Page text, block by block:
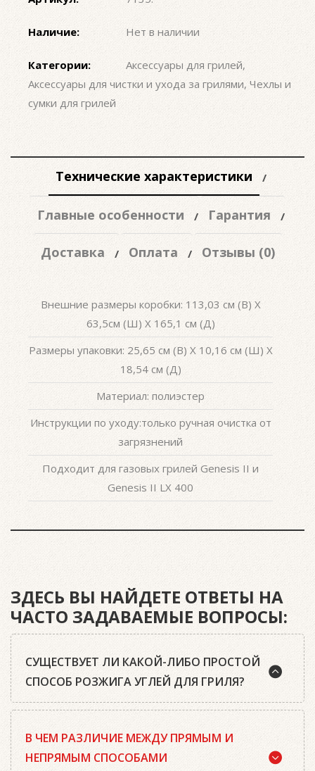
Наличие: Нет в наличии
Категории: Аксессуары для грилей,
Аксессуары для чистки и ухода за грилями,Чехлы и
сумки для грилей
Технические характеристики
Главные особенности Гарантия
Доставка Оплата Отзывы (0)
Внешние размеры коробки: 113,03 см (В) X
63,5см (Ш) X 165,1 см (Д)
Размеры упаковки: 25,65 см (В) X 10,16 см (Ш) X
18,54 см (Д)
Материал: полиэстер
Инструкции по уходу:только ручная очистка от
загрязнений
Подходит для газовых грилей Genesis II и
Genesis II LX 400
ЗДЕСЬ ВЫ НАЙДЕТЕ ОТВЕТЫ НА
ЧАСТО ЗАДАВАЕМЫЕ ВОПРОСЫ:
СУЩЕСТВУЕТ ЛИ КАКОЙ-ЛИБО ПРОСТОЙ
СПОСОБ РОЗЖИГА УГЛЕЙ ДЛЯ ГРИЛЯ?
качественный древесный уголь или угольные
брикеты Weber, кубики для розжига, а также наш
В ЧЕМ РАЗЛИЧИЕ МЕЖДУ ПРЯМЫМ И
НЕПРЯМЫМ СПОСОБАМИ